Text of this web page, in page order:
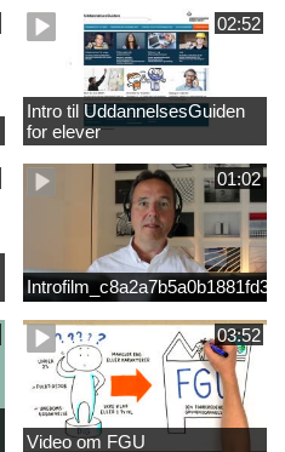
02:52
Intro til UddannelsesGuiden
for elever
01:02
03:52
Video om FGU